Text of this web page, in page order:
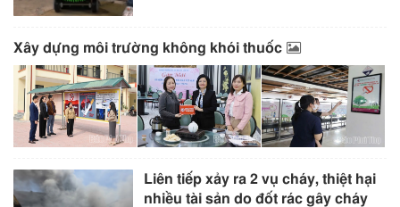
Xây dựng môi trường không khói thuốc
Liên tiếp xảy ra 2 vụ cháy, thiệt hại
nhiều tài sản do đốt rác gây cháy